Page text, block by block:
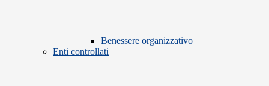
Benessere organizzativo
Enti controllati